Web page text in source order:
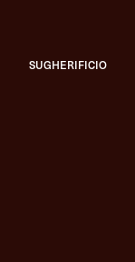
SUGHERIFICIO